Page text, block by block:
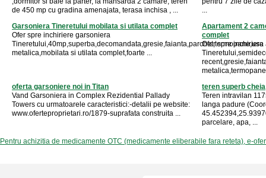
de 450 mp cu gradina amenajata, terasa inchisa , ...
...
Garsoniera Tineretului mobilata si utilata complet
Ofer spre inchiriere garsoniera
Tineretului,40mp,superba,decomandata,gresie,faianta,parchet,termopane,usa
metalica,mobilata si utilata complet,foarte ...
Apartament 2
complet
Ofer spre
oferta garsoniere noi in Titan
Vand Garsoniera in Complex Rezidential Pallady
Towers cu urmatoarele caracteristici:-detalii pe website:
www.oferteproprietari.ro/1879-suprafata construita ...
teren superb cheia
Teren intravilan
langa padure
parcelare, apa, ...
Pentru achizitia de medicamente OTC (medicamente eliberabile fara reteta), e-